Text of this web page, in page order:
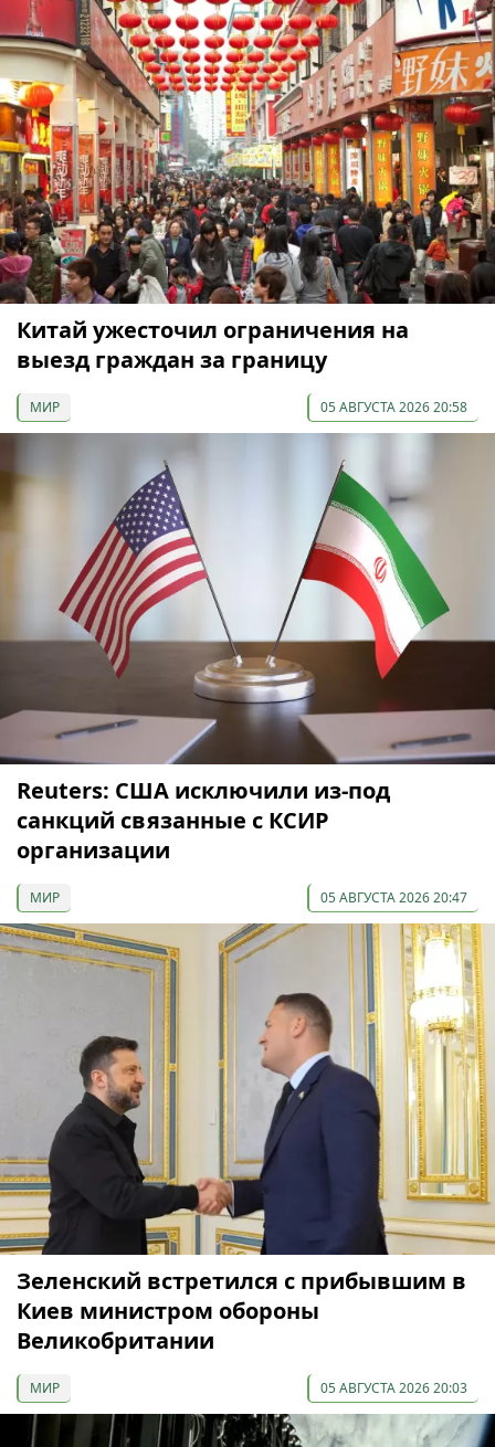
Китай ужесточил ограничения на
выезд граждан за границу
МИР 05 АВГУСТА 2026 20:58
Reuters: США исключили из-под
санкций связанные с КСИР
организации
МИР 05 АВГУСТА 2026 20:47
Зеленский встретился с прибывшим в
Киев министром обороны
Великобритании
МИР 05 АВГУСТА 2026 20:03